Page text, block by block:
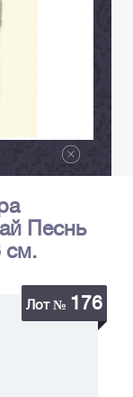
Песнь
см.
Лот № 176